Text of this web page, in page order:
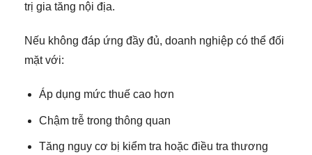
trị gia tăng nội địa.
Nếu không đáp ứng đầy đủ, doanh nghiệp có thể đối
mặt với:
Áp dụng mức thuế cao hơn
Chậm trễ trong thông quan
Tăng nguy cơ bị kiểm tra hoặc điều tra thương